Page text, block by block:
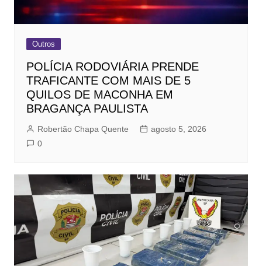
Outros
POLÍCIA RODOVIÁRIA PRENDE
TRAFICANTE COM MAIS DE 5
QUILOS DE MACONHA EM
BRAGANÇA PAULISTA
Robertão Chapa Quente
agosto 5, 2026
0